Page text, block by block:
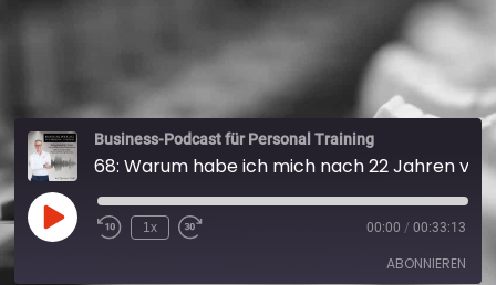
Business-Podcast für Personal Training
1x 00:00 / 00:33:13
ABONNIEREN